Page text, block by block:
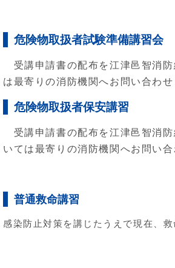
危険物取扱者試験準備講習会
受講申請書の配布を江津邑智消
は最寄りの消防機関へお問い合わせ
危険物取扱者保安講習
受講申請書の配布を江津邑智消
いては最寄りの消防機関へお問い合
普通救命講習
感染防止対策を講じたうえで現在、